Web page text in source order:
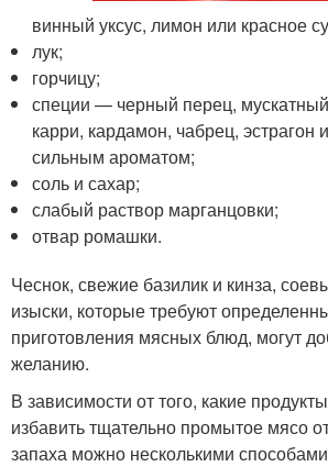
винный уксус, лимон или красное
лук;
горчицу;
специи — черный перец,
карри, кардамон, чабрец, эстрагон
сильным ароматом;
соль и сахар;
слабый раствор марганцовки;
отвар ромашки.
Чеснок, свежие базилик и кинза,
изыски, которые требуют
приготовления мясных блюд, могут
желанию.
В зависимости от того, какие
избавить тщательно промытое мясо
запаха можно несколькими